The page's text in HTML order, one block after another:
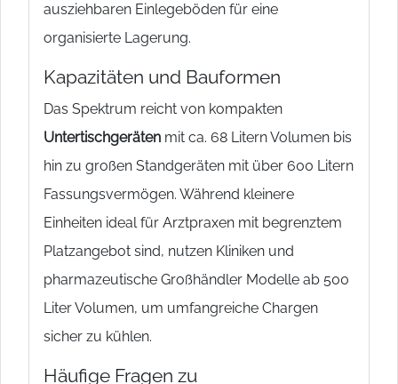
ausziehbaren Einlegeböden für eine
organisierte Lagerung.
Kapazitäten und Bauformen
Das Spektrum reicht von kompakten
Untertischgeräten mit ca. 68 Litern Volumen bis
hin zu großen Standgeräten mit über 600 Litern
Fassungsvermögen. Während kleinere
Einheiten ideal für Arztpraxen mit begrenztem
Platzangebot sind, nutzen Kliniken und
pharmazeutische Großhändler Modelle ab 500
Liter Volumen, um umfangreiche Chargen
sicher zu kühlen.
Häufige Fragen zu